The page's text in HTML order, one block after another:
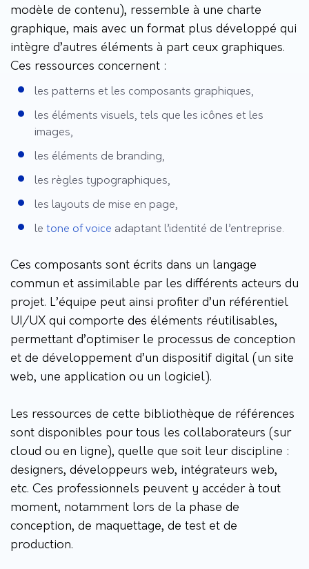
modèle de contenu), ressemble à une charte
graphique, mais avec un format plus développé qui
intègre d’autres éléments à part ceux graphiques.
Ces ressources concernent :
les patterns et les composants graphiques,
les éléments visuels, tels que les icônes et les
images,
les éléments de branding,
les règles typographiques,
les layouts de mise en page,
le tone of voice adaptant l’identité de l’entreprise.
Ces composants sont écrits dans un langage
commun et assimilable par les différents acteurs du
projet. L’équipe peut ainsi profiter d’un référentiel
UI/UX qui comporte des éléments réutilisables,
permettant d’optimiser le processus de conception
et de développement d’un dispositif digital (un site
web, une application ou un logiciel).
Les ressources de cette bibliothèque de références
sont disponibles pour tous les collaborateurs (sur
cloud ou en ligne), quelle que soit leur discipline :
designers, développeurs web, intégrateurs web,
etc. Ces professionnels peuvent y accéder à tout
moment, notamment lors de la phase de
conception, de maquettage, de test et de
production.